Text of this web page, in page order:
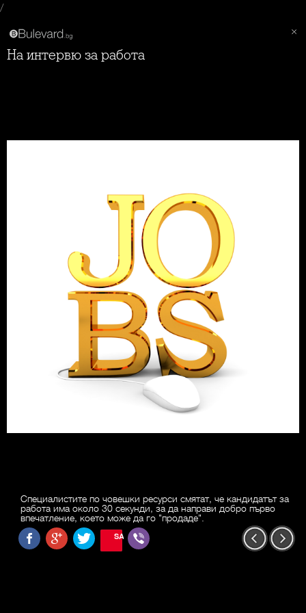
/
На интервю за работа
Специалистите по човешки ресурси смятат, че кандидатът за
работа има около 30 секунди, за да направи добро първо
впечатление, което може да го "продаде".
SAVE